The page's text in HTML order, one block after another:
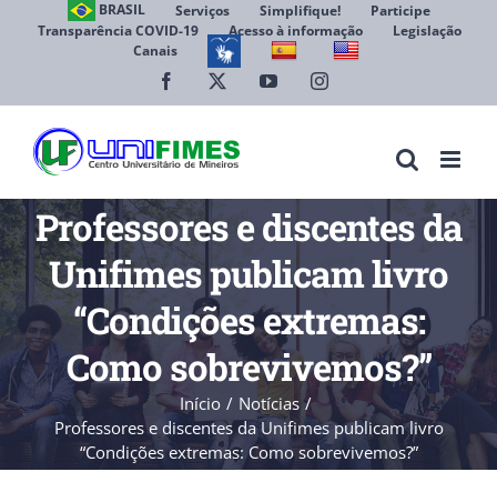
BRASIL Serviços Simplifique!
Participe
Transparência COVID-19
Acesso à informação
Legislação
Canais
Facebook YouTubeInstagram
Professores e discentes da
Unifimes publicam livro
“Condições extremas:
Como sobrevivemos?”
Início
Notícias
Professores e discentes da Unifimes publicam livro
“Condições extremas: Como sobrevivemos?”